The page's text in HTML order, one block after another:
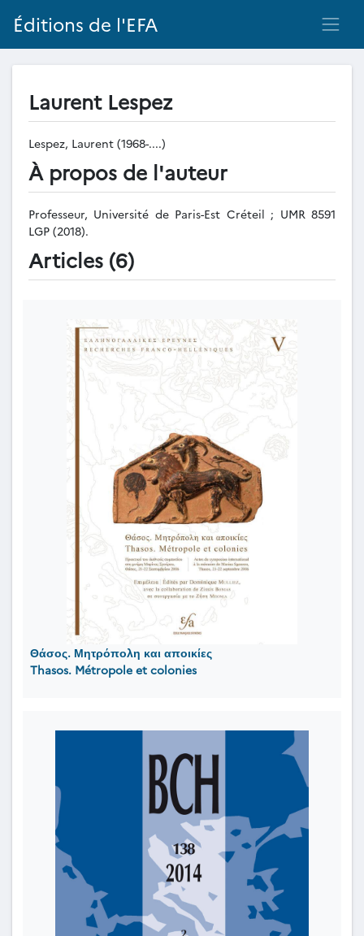
Éditions de l'EFA
Laurent Lespez
Lespez, Laurent (1968-....)
À propos de l'auteur
Professeur, Université de Paris-Est Créteil ; UMR 8591
LGP (2018).
Articles (6)
Θάσος. Μητρόπολη και αποικίες
Thasos. Métropole et colonies